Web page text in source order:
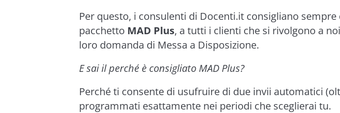
Per questo, i consulenti di Docenti.it consigliano sempre
pacchetto MAD Plus, a tutti i clienti che si rivolgono a
loro domanda di Messa a Disposizione.
E sai il perché è consigliato MAD Plus?
Perché ti consente di usufruire di due invii automatici
programmati esattamente nei periodi che sceglierai tu.